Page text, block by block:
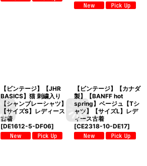
【ビンテージ】【JHR
BASICS】猫 刺繍入り
【シャンブレーシャツ】
【サイズS】レディース
古着
[DE1612-5-DF06]
【ビンテージ】【カナダ
製】【BANFF hot
spring】ベージュ【Tシ
ャツ】【サイズL】レデ
ィース古着
[CE2318-10-DE17]